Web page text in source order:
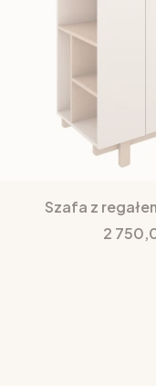
Szafa z
Cena
2